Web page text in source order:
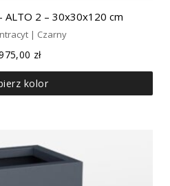
ALTO 2 – 30x30x120 cm
| Czarny
zł
kolor